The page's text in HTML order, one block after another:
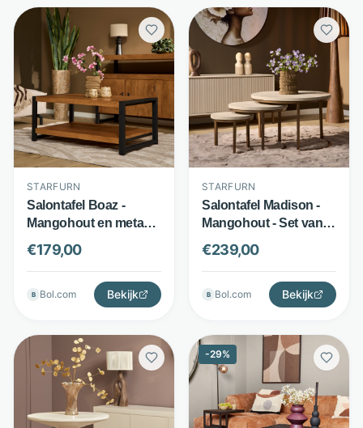
STARFURN
Salontafel Boaz -
Mangohout en metaal -
Onderblad - Bruin -
Starfurn
€179,00
B Bol.com Bekijk
STARFURN
Salontafel Madison -
Mangohout - Set van 3
ronde tafels - Beige -
Starfurn
€239,00
B Bol.com Bekijk
-29%